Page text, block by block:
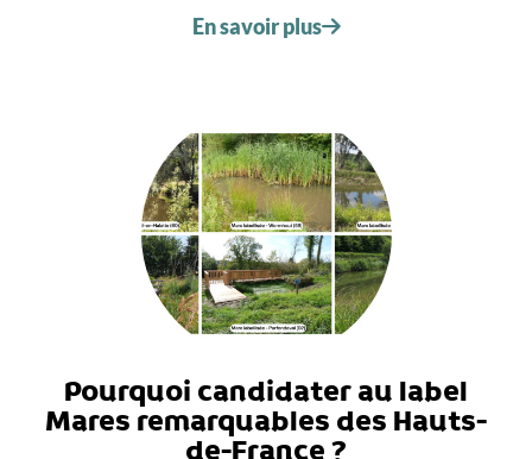
En savoir plus
Pourquoi candidater au label
Mares remarquables des Hauts-